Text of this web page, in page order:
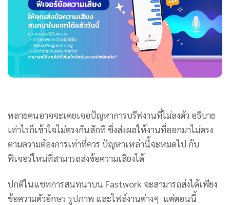
หลายคนอาจจะเคยเจอปัญหาการบรีฟงานที่ไม่ลงตัว อธิบาย
เท่าไรก็เข้าใจไม่ตรงกันสักที ซึ่งส่งผลให้งานที่ออกมาไม่ตรง
ตามความต้องการเท่าที่ควร ปัญหาเหล่านี้จะหมดไป กับ
ฟีเจอร์ใหม่ที่สามารถส่งข้อความเสียงได้
ปกติในแชทการสนทนาบน Fastwork จะสามารถส่งได้เพียง
ข้อความตัวอักษร รูปภาพ และไฟล์งานต่างๆ แต่ตอนนี้